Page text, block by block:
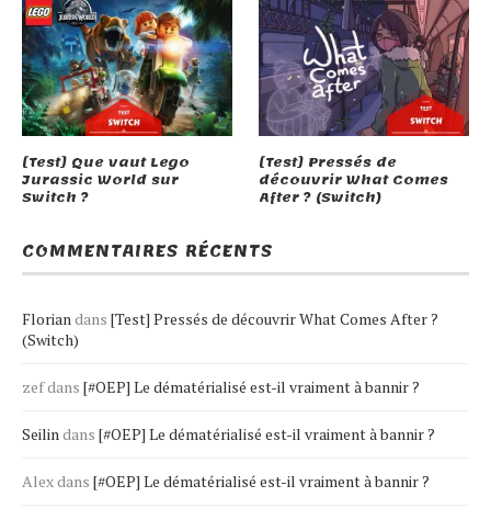
[Test] Que vaut Lego
Jurassic World sur
Switch ?
[Test] Pressés de
découvrir What Comes
After ? (Switch)
COMMENTAIRES RÉCENTS
Florian dans [Test] Pressés de découvrir What Comes After ?
(Switch)
zefdans [#OEP] Le dématérialisé est-il vraiment à bannir ?
Seilin dans [#OEP] Le dématérialisé est-il vraiment à bannir ?
Alexdans [#OEP] Le dématérialisé est-il vraiment à bannir ?